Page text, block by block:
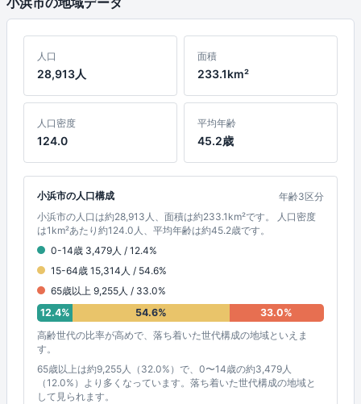
人口
28,913人
面積
233.1km²
人口密度
124.0
平均年齢
45.2歳
小浜市の人口構成
年齢3区分
小浜市の人口は約28,913人、面積は約233.1km²です。 人口密度
は1km²あたり約124.0人、平均年齢は約45.2歳です。
0-14歳 3,479人 / 12.4%
15-64歳 15,314人 / 54.6%
65歳以上 9,255人 / 33.0%
12.4%
54.6%
33.0%
高齢世代の比率が高めで、落ち着いた世代構成の地域といえま
す。
65歳以上は約9,255人（32.0%）で、0〜14歳の約3,479人
（12.0%）より多くなっています。落ち着いた世代構成の地域と
して見られます。